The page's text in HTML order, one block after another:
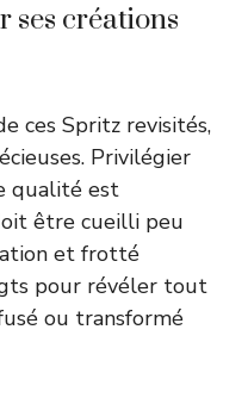
ses créations
ces Spritz revisités,
Privilégier
qualité est
être cueilli peu
et frotté
pour révéler tout
ou transformé